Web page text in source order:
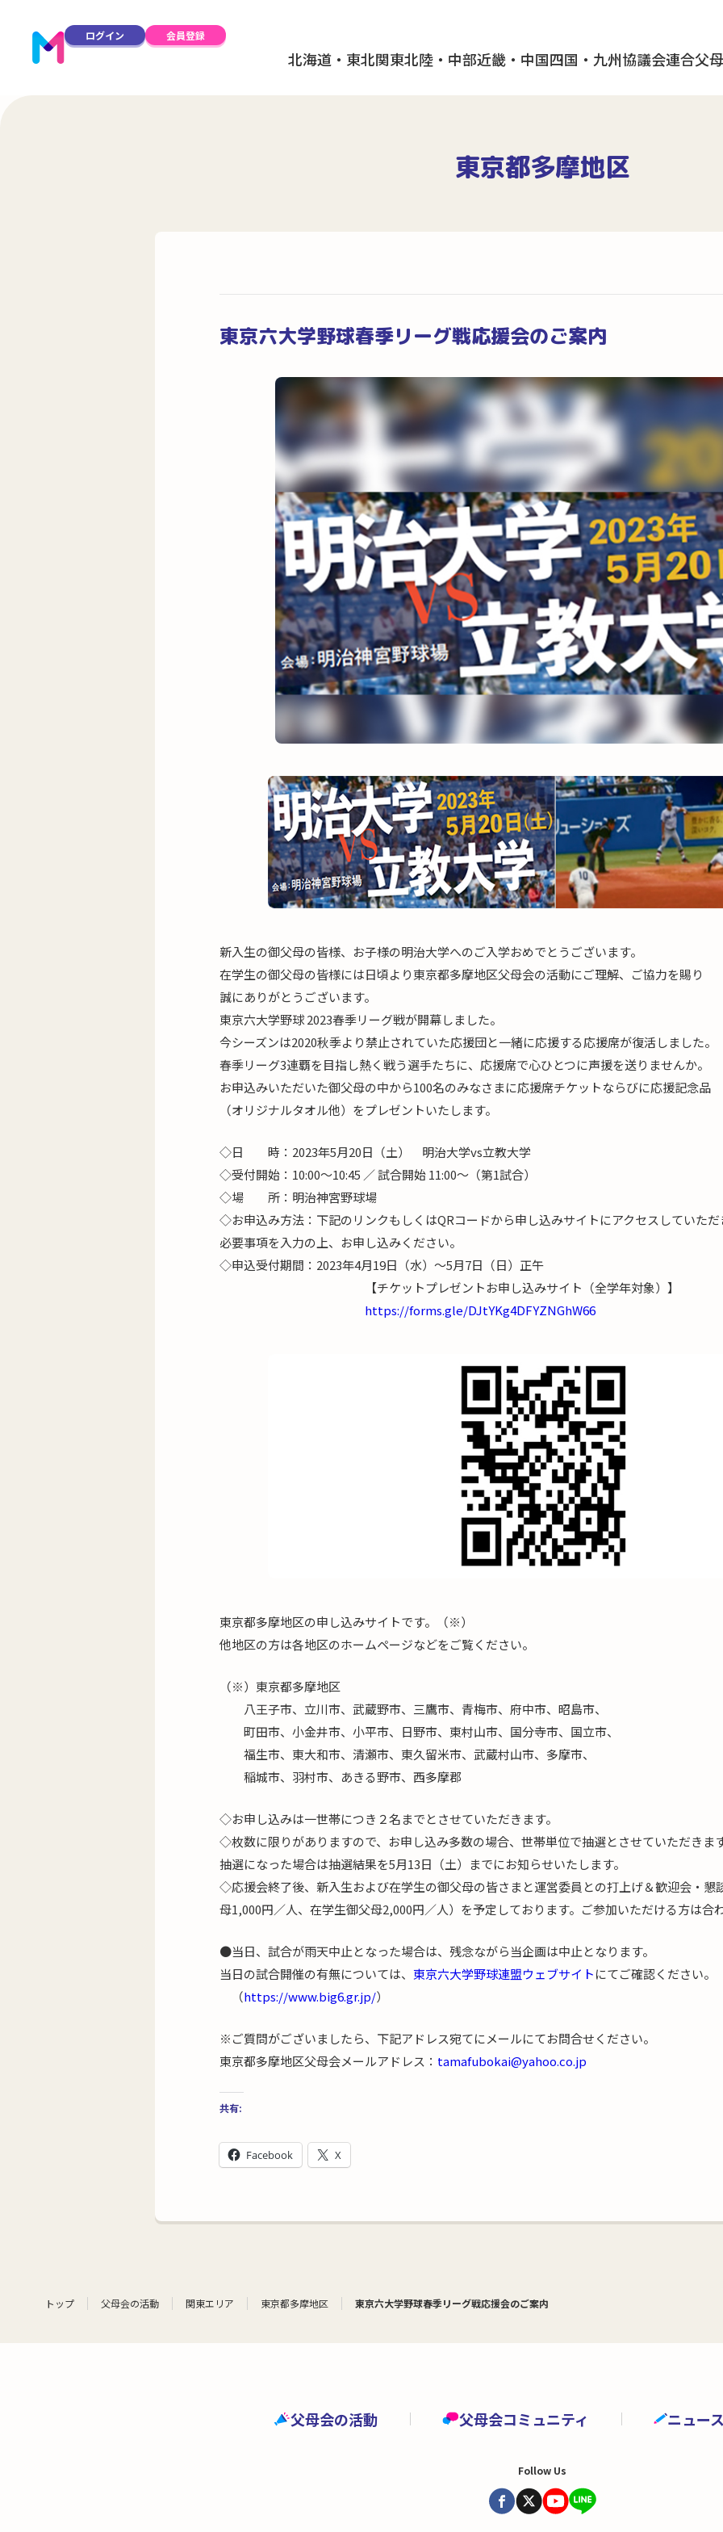
ログイン 会員登録
北海道・東北関東北陸・中部近畿・中国四国・九州協議会連合父
東京都多摩地区
東京六大学野球春季リーグ戦応援会のご案内
新入生の御父母の皆様、お子様の明治大学へのご入学おめでとうございます。
在学生の御父母の皆様には日頃より東京都多摩地区父母会の活動にご理解、ご協力を賜り
誠にありがとうございます。
東京六大学野球 2023春季リーグ戦が開幕しました。
今シーズンは2020秋季より禁止されていた応援団と一緒に応援する応援席が復活しました。
春季リーグ3連覇を目指し熱く戦う選手たちに、応援席で心ひとつに声援を送りませんか。
お申込みいただいた御父母の中から100名のみなさまに応援席チケットならびに応援記念品
（オリジナルタオル他）をプレゼントいたします。
◇日 時：2023年5月20日（土） 明治大学vs立教大学
◇受付開始：10:00～10:45 ／ 試合開始 11:00～（第1試合）
◇場 所：明治神宮野球場
◇お申込み方法：下記のリンクもしくはQRコードから申し込みサイトにアクセスしていただ
必要事項を入力の上、お申し込みください。
◇申込受付期間：2023年4月19日（水）～5月7日（日）正午
【チケットプレゼントお申し込みサイト（全学年対象）】
https://forms.gle/DJtYKg4DFYZNGhW66
東京都多摩地区の申し込みサイトです。（※）
他地区の方は各地区のホームページなどをご覧ください。
（※）東京都多摩地区
八王子市、立川市、武蔵野市、三鷹市、青梅市、府中市、昭島市、
町田市、小金井市、小平市、日野市、東村山市、国分寺市、国立市、
福生市、東大和市、清瀬市、東久留米市、武蔵村山市、多摩市、
稲城市、羽村市、あきる野市、西多摩郡
◇お申し込みは一世帯につき２名までとさせていただきます。
◇枚数に限りがありますので、お申し込み多数の場合、世帯単位で抽選とさせていただきま
抽選になった場合は抽選結果を5月13日（土）までにお知らせいたします。
◇応援会終了後、新入生および在学生の御父母の皆さまと運営委員との打上げ＆歓迎会・懇
母1,000円／人、在学生御父母2,000円／人）を予定しております。ご参加いただける方は合
●当日、試合が雨天中止となった場合は、残念ながら当企画は中止となります。
当日の試合開催の有無については、 東京六大学野球連盟ウェブサイトにてご確認ください。
（https://www.big6.gr.jp/）
※ご質問がございましたら、下記アドレス宛てにメールにてお問合せください。
東京都多摩地区父母会メールアドレス： tamafubokai@yahoo.co.jp
共有:
Facebook X
トップ 父母会の活動 関東エリア 東京都多摩地区 東京六大学野球春季リーグ戦応援会のご案内
父母会の活動 父母会コミュニティ ニュー
Follow Us